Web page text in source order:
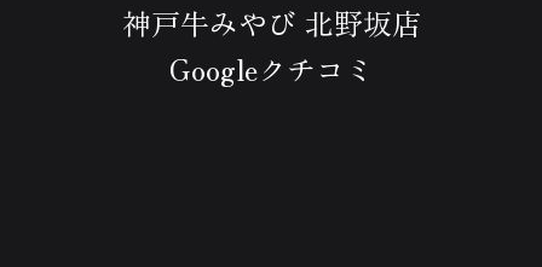
神戸牛みやび 北野坂店
Googleクチコミ